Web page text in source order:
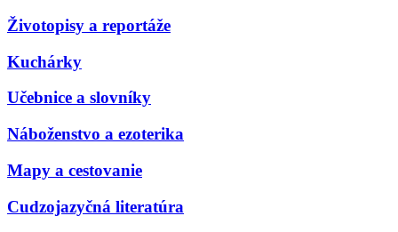
Životopisy a reportáže
Kuchárky
Učebnice a slovníky
Náboženstvo a ezoterika
Mapy a cestovanie
Cudzojazyčná literatúra